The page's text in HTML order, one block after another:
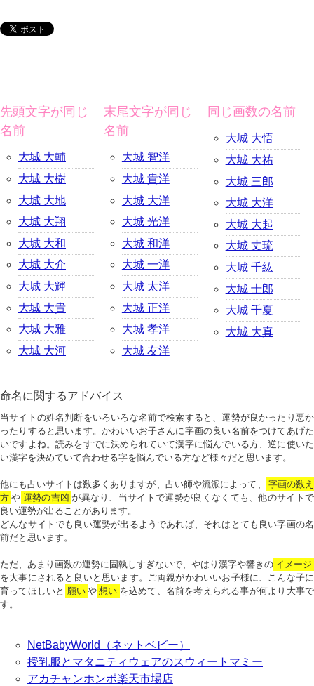
先頭文字が同じ
名前
大城 大輔
大城 大樹
大城 大地
大城 大翔
大城 大和
大城 大介
大城 大輝
大城 大貴
大城 大雅
大城 大河
末尾文字が同じ
名前
大城 智洋
大城 貴洋
大城 大洋
大城 光洋
大城 和洋
大城 一洋
大城 太洋
大城 正洋
大城 孝洋
大城 友洋
同じ画数の名前
大城 大悟
大城 大祐
大城 三郎
大城 大洋
大城 大起
大城 丈琉
大城 千紘
大城 士郎
大城 千夏
大城 大真
命名に関するアドバイス
当サイトの姓名判断をいろいろな名前で検索すると、運勢が良かったり悪か
ったりすると思います。かわいいお子さんに字画の良い名前をつけてあげた
いですよね。読みをすでに決められていて漢字に悩んでいる方、逆に使いた
い漢字を決めていて合わせる字を悩んでいる方など様々だと思います。
他にも占いサイトは数多くありますが、占い師や流派によって、
字画の数え
方 や 運勢の吉凶 が異なり、当サイトで運勢が良くなくても、他のサイトで
良い運勢が出ることがあります。
どんなサイトでも良い運勢が出るようであれば、それはとても良い字画の名
前だと思います。
ただ、あまり画数の運勢に固執しすぎないで、やはり漢字や響きの イメージ
を大事にされると良いと思います。ご両親がかわいいお子様に、こんな子に
育ってほしいと 願い や 想い を込めて、名前を考えられる事が何より大事で
す。
NetBabyWorld（ネットベビー）
授乳服とマタニティウェアのスウィートマミー
アカチャンホンポ楽天市場店